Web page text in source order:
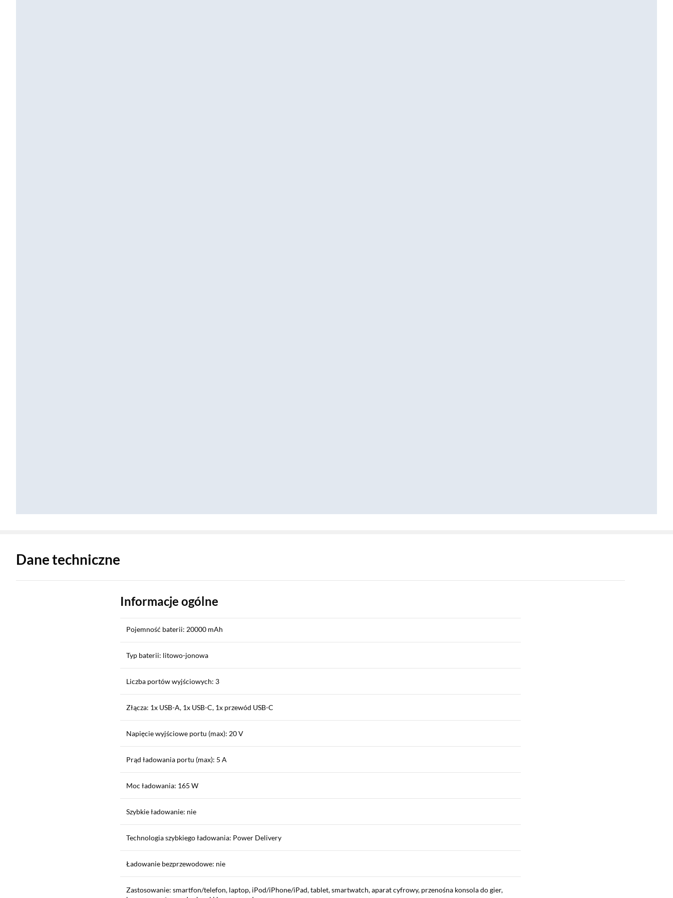
Dane techniczne
Informacje ogólne
Pojemność baterii: 20000 mAh
Typ baterii: litowo-jonowa
Liczba portów wyjściowych: 3
Złącza: 1x USB-A, 1x USB-C, 1x przewód USB-C
Napięcie wyjściowe portu (max): 20 V
Prąd ładowania portu (max): 5 A
Moc ładowania: 165 W
Szybkie ładowanie: nie
Technologia szybkiego ładowania: Power Delivery
Ładowanie bezprzewodowe: nie
Zastosowanie: smartfon/telefon, laptop, iPod/iPhone/iPad, tablet, smartwatch, aparat cyfrowy, przenośna konsola do gier,